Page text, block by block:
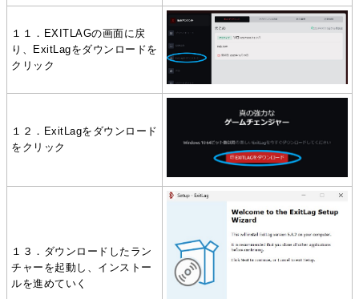
１１．EXITLAGの画面に戻
り、ExitLagをダウンロードを
クリック
１２．ExitLagをダウンロード
をクリック
１３．ダウンロードしたラン
チャーを起動し、インストー
ルを進めていく